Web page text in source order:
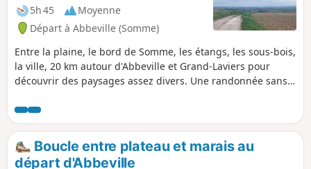
5h 45
Moyenne
Départ à Abbeville (Somme)
Entre la plaine, le bord de Somme, les étangs, les sous-bois,
la ville, 20 km autour d'Abbeville et Grand-Laviers pour
découvrir des paysages assez divers. Une randonnée sans
printemps (ou de toute autre saison pourvu que vous soyez
équipé en conséquence).
Boucle entre plateau et marais au
départ d'Abbeville